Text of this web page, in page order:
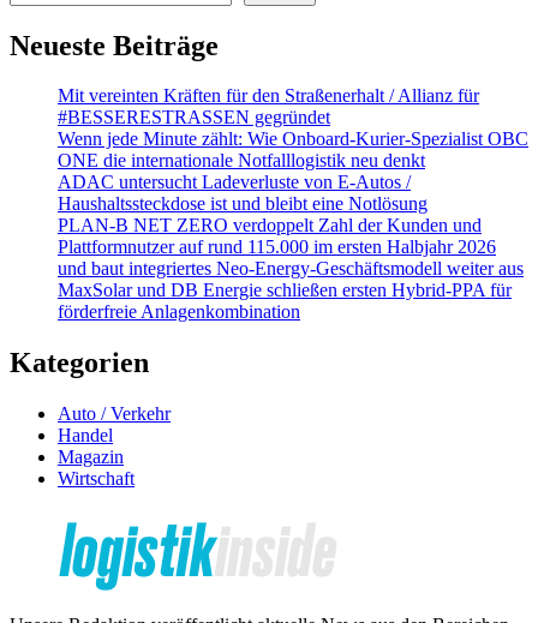
Neueste Beiträge
Mit vereinten Kräften für den Straßenerhalt / Allianz für
#BESSERESTRASSEN gegründet
Wenn jede Minute zählt: Wie Onboard-Kurier-Spezialist OBC
ONE die internationale Notfalllogistik neu denkt
ADAC untersucht Ladeverluste von E-Autos /
Haushaltssteckdose ist und bleibt eine Notlösung
PLAN-B NET ZERO verdoppelt Zahl der Kunden und
Plattformnutzer auf rund 115.000 im ersten Halbjahr 2026
und baut integriertes Neo-Energy-Geschäftsmodell weiter aus
MaxSolar und DB Energie schließen ersten Hybrid-PPA für
förderfreie Anlagenkombination
Kategorien
Auto / Verkehr
Handel
Magazin
Wirtschaft